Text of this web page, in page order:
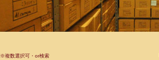
※複数選択可・or検索